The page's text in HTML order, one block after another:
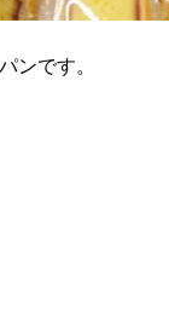
ンです。